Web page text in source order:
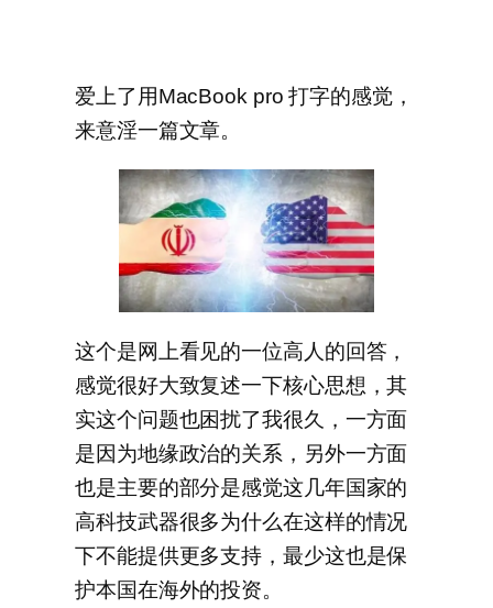
爱上了用MacBook pro 打字的感觉，
来意淫一篇文章。
这个是网上看见的一位高人的回答，
感觉很好大致复述一下核心思想，其
实这个问题也困扰了我很久，一方面
是因为地缘政治的关系，另外一方面
也是主要的部分是感觉这几年国家的
高科技武器很多为什么在这样的情况
下不能提供更多支持，最少这也是保
护本国在海外的投资。